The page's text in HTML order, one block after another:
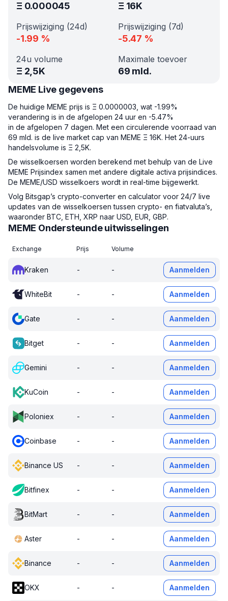
Ξ 0.000045 Ξ 16K
Prijswijziging (24d)
-1.99 %
Prijswijziging (7d)
-5.47 %
24u volume
Ξ 2,5K
Maximale toevoer
69 mld.
MEME Live gegevens
De huidige MEME prijs is Ξ 0.0000003, wat -1.99%
verandering is in de afgelopen 24 uur en -5.47%
in de afgelopen 7 dagen. Met een circulerende voorraad van
69 mld. is de live market cap van MEME Ξ 16K. Het 24-uurs
handelsvolume is Ξ 2,5K.
De wisselkoersen worden berekend met behulp van de Live
MEME Prijsindex samen met andere digitale activa prijsindices.
De MEME/USD wisselkoers wordt in real-time bijgewerkt.
Volg Bitsgap’s crypto-converter en calculator voor 24/7 live
updates van de wisselkoersen tussen crypto- en fiatvaluta’s,
waaronder BTC, ETH, XRP naar USD, EUR, GBP.
MEME Ondersteunde uitwisselingen
Exchange Prijs Volume
Kraken - - Aanmelden
WhiteBit - - Aanmelden
Gate - - Aanmelden
Bitget - - Aanmelden
Gemini - - Aanmelden
KuCoin - - Aanmelden
Poloniex - - Aanmelden
Coinbase - - Aanmelden
Binance US - - Aanmelden
Bitfinex - - Aanmelden
BitMart - - Aanmelden
Aster - - Aanmelden
Binance - - Aanmelden
OKX - - Aanmelden